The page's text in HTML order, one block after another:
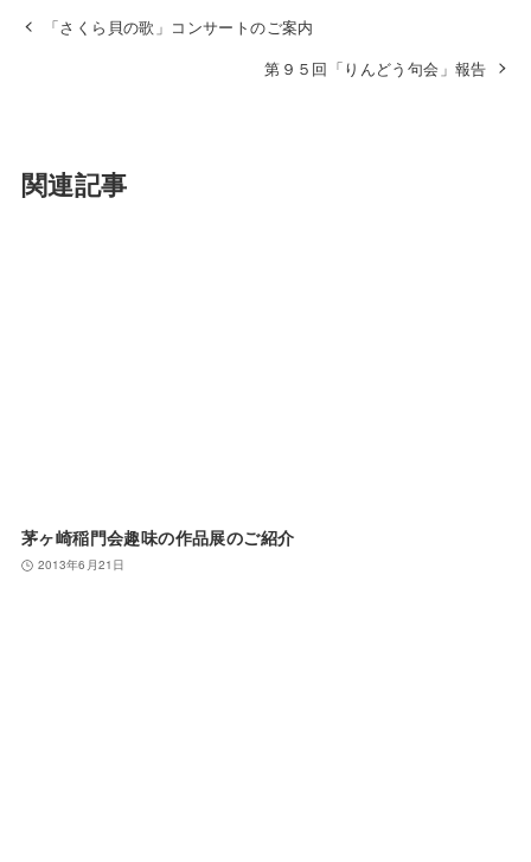
「さくら貝の歌」コンサートのご案内
第９５回「りんどう句会」報告
関連記事
茅ヶ崎稲門会趣味の作品展のご紹介
2013年6月21日